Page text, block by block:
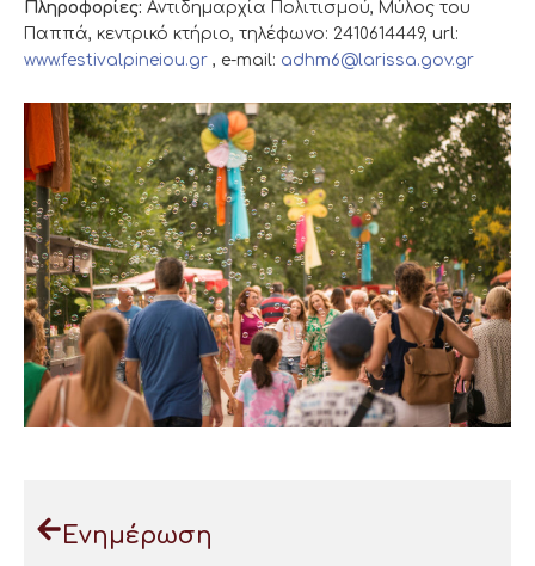
Πληροφορίες: Αντιδημαρχία Πολιτισμού, Μύλος του
Παππά, κεντρικό κτήριο, τηλέφωνο: 2410614449, url:
www.festivalpineiou.gr , e-mail: adhm6@larissa.gov.gr
Ενημέρωση